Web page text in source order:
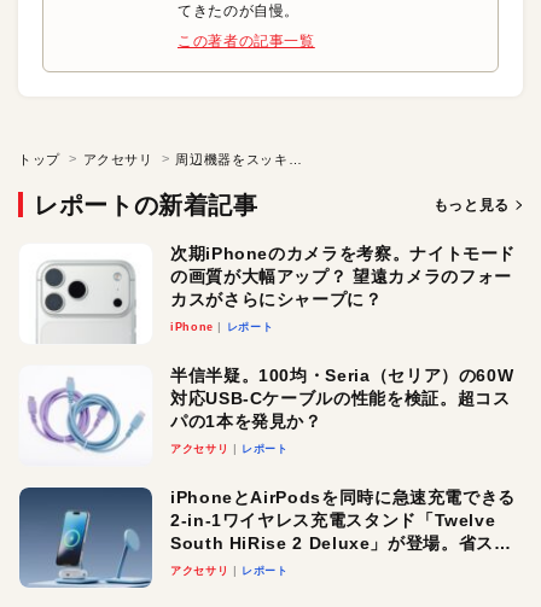
てきたのが自慢。
この著者の記事一覧
トップ アクセサリ
レポートの新着記事 もっと見る
次期iPhoneのカメラを考察。ナイトモード
の画質が大幅アップ？ 望遠カメラのフォー
カスがさらにシャープに？
iPhone レポート
半信半疑。100均・Seria（セリア）の60W
対応USB-Cケーブルの性能を検証。超コス
パの1本を発見か？
アクセサリ レポート
iPhoneとAirPodsを同時に急速充電できる
2-in-1ワイヤレス充電スタンド「Twelve
South HiRise 2 Deluxe」が登場。省スペ
ースでおしゃれに充電したい人にオスス
アクセサリ レポート